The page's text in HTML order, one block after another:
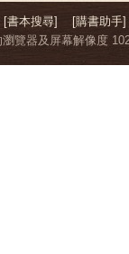
[書本搜尋]
[購書助手]
覽器及屏幕解像度